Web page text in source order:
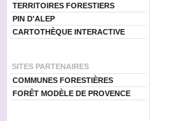
TERRITOIRES FORESTIERS
PIN D'ALEP
CARTOTHÈQUE INTERACTIVE
SITES PARTENAIRES
COMMUNES FORESTIÈRES
FORÊT MODÈLE DE PROVENCE